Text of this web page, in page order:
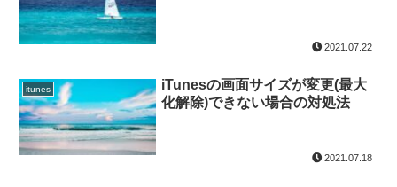
2021.07.22
itunes
iTunesの画面サイズが変更(最大
化解除)できない場合の対処法
2021.07.18